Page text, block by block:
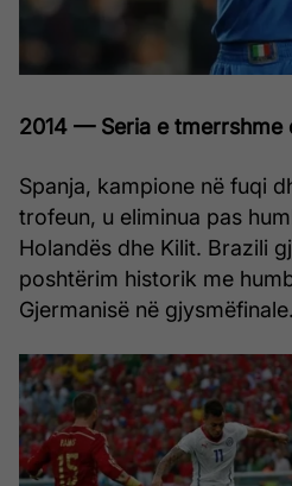
2014 — Seria e tmerrshme
Spanja, kampione në fuqi
trofeun, u eliminua pas
Holandës dhe Kilit. Brazili
poshtërim historik me
Gjermanisë në gjysmëfinale.